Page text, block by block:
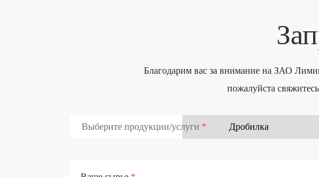
Благодарим вас за внимание на ЗАО
пожалуйста
Выберите продукции/услуги